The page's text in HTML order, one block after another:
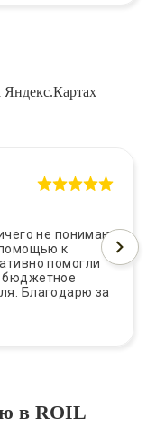
Яндекс.Картах
не понимаю
к
помогли
бюджетное
Благодарю за
в ROIL